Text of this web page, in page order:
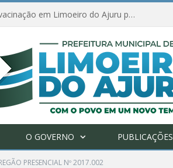
Amanhã começa nova etapa de vacinação em Limoeiro do Ajuru para idosos com 65 ou mais
O GOVERNO PUBLICAÇÕES
PRESENCIAL Nº 2017.002